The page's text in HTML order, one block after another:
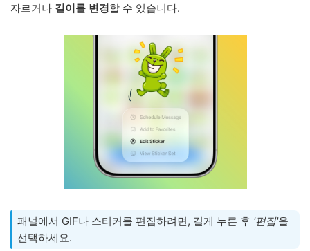
자르거나 길이를 변경할 수 있습니다.
패널에서 GIF나 스티커를 편집하려면, 길게 누른 후 '편집'을
선택하세요.